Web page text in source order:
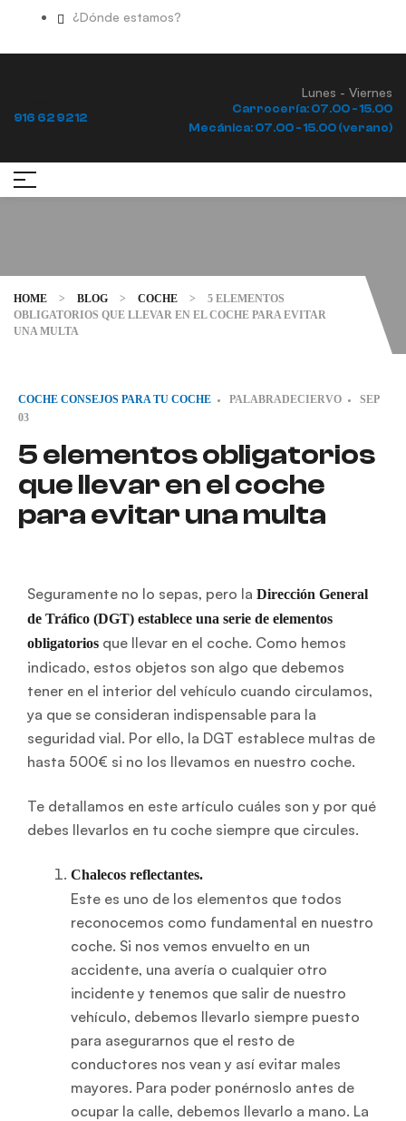
¿Dónde estamos?
916 62 92 12
Lunes - Viernes
Carrocería: 07.00 - 15.00
Mecánica: 07.00 - 15.00 (verano)
HOME > BLOG > COCHE >
5 ELEMENTOS
OBLIGATORIOS QUE LLEVAR EN EL COCHE PARA EVITAR
UNA MULTA
COCHE CONSEJOS PARA TU COCHE PALABRADECIERVO
SEP
03
5 elementos obligatorios
que llevar en el coche
para evitar una multa
Seguramente no lo sepas, pero la Dirección General
de Tráfico (DGT) establece una serie de elementos
obligatorios que llevar en el coche. Como hemos
indicado, estos objetos son algo que debemos
tener en el interior del vehículo cuando circulamos,
ya que se consideran indispensable para la
seguridad vial. Por ello, la DGT establece multas de
hasta 500€ si no los llevamos en nuestro coche.
Te detallamos en este artículo cuáles son y por qué
debes llevarlos en tu coche siempre que circules.
Chalecos reflectantes.
Este es uno de los elementos que todos
reconocemos como fundamental en nuestro
coche. Si nos vemos envuelto en un
accidente, una avería o cualquier otro
incidente y tenemos que salir de nuestro
vehículo, debemos llevarlo siempre puesto
para asegurarnos que el resto de
conductores nos vean y así evitar males
mayores. Para poder ponérnoslo antes de
ocupar la calle, debemos llevarlo a mano. La